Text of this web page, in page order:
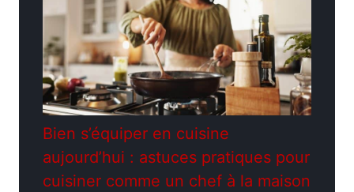
Bien s’équiper en cuisine
aujourd’hui : astuces pratiques pour
cuisiner comme un chef à la maison